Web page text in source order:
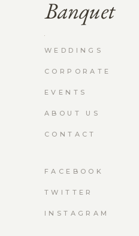
WEDDINGS
CORPORATE
EVENTS
ABOUT US
CONTACT
FACEBOOK
TWITTER
INSTAGRAM